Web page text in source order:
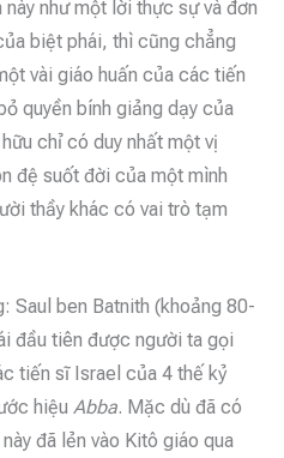
như một lời thực sự và đơn
biệt phái, thì cũng chẳng
vài giáo huấn của các tiến
quyền bính giảng dạy của
chỉ có duy nhất một vị
đệ suốt đời của một mình
thầy khác có vai trò tạm
Saul ben Batnith (khoảng 80-
đầu tiên được người ta gọi
tiến sĩ Israel của 4 thế kỷ
hiệu Abba. Mặc dù đã có
đã lẻn vào Kitô giáo qua